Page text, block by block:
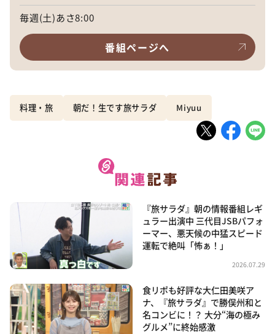
毎週(土)あさ8:00
番組ページへ
料理・旅 朝だ！生です旅サラダ Miyuu
『旅サラダ』朝の情報番組レギ
ュラー出演中 三代目JSBパフォ
ーマー、悪天候の中猛スピード
運転で絶叫「怖ぁ！」
2026.07.29
食リポも好評な大仁田美咲ア
ナ、『旅サラダ』で勝俣州和と
名コンビに！？ 大分“海の極み
グルメ”に終始感激